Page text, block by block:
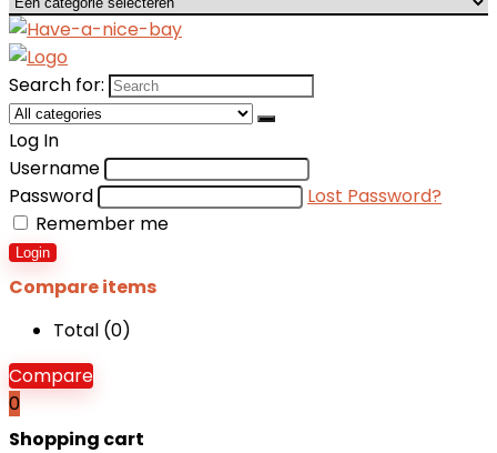
Search for:
Log In
Username
Password
Lost Password?
Remember me
Login
Compare items
Total (0)
Compare
0
Shopping cart